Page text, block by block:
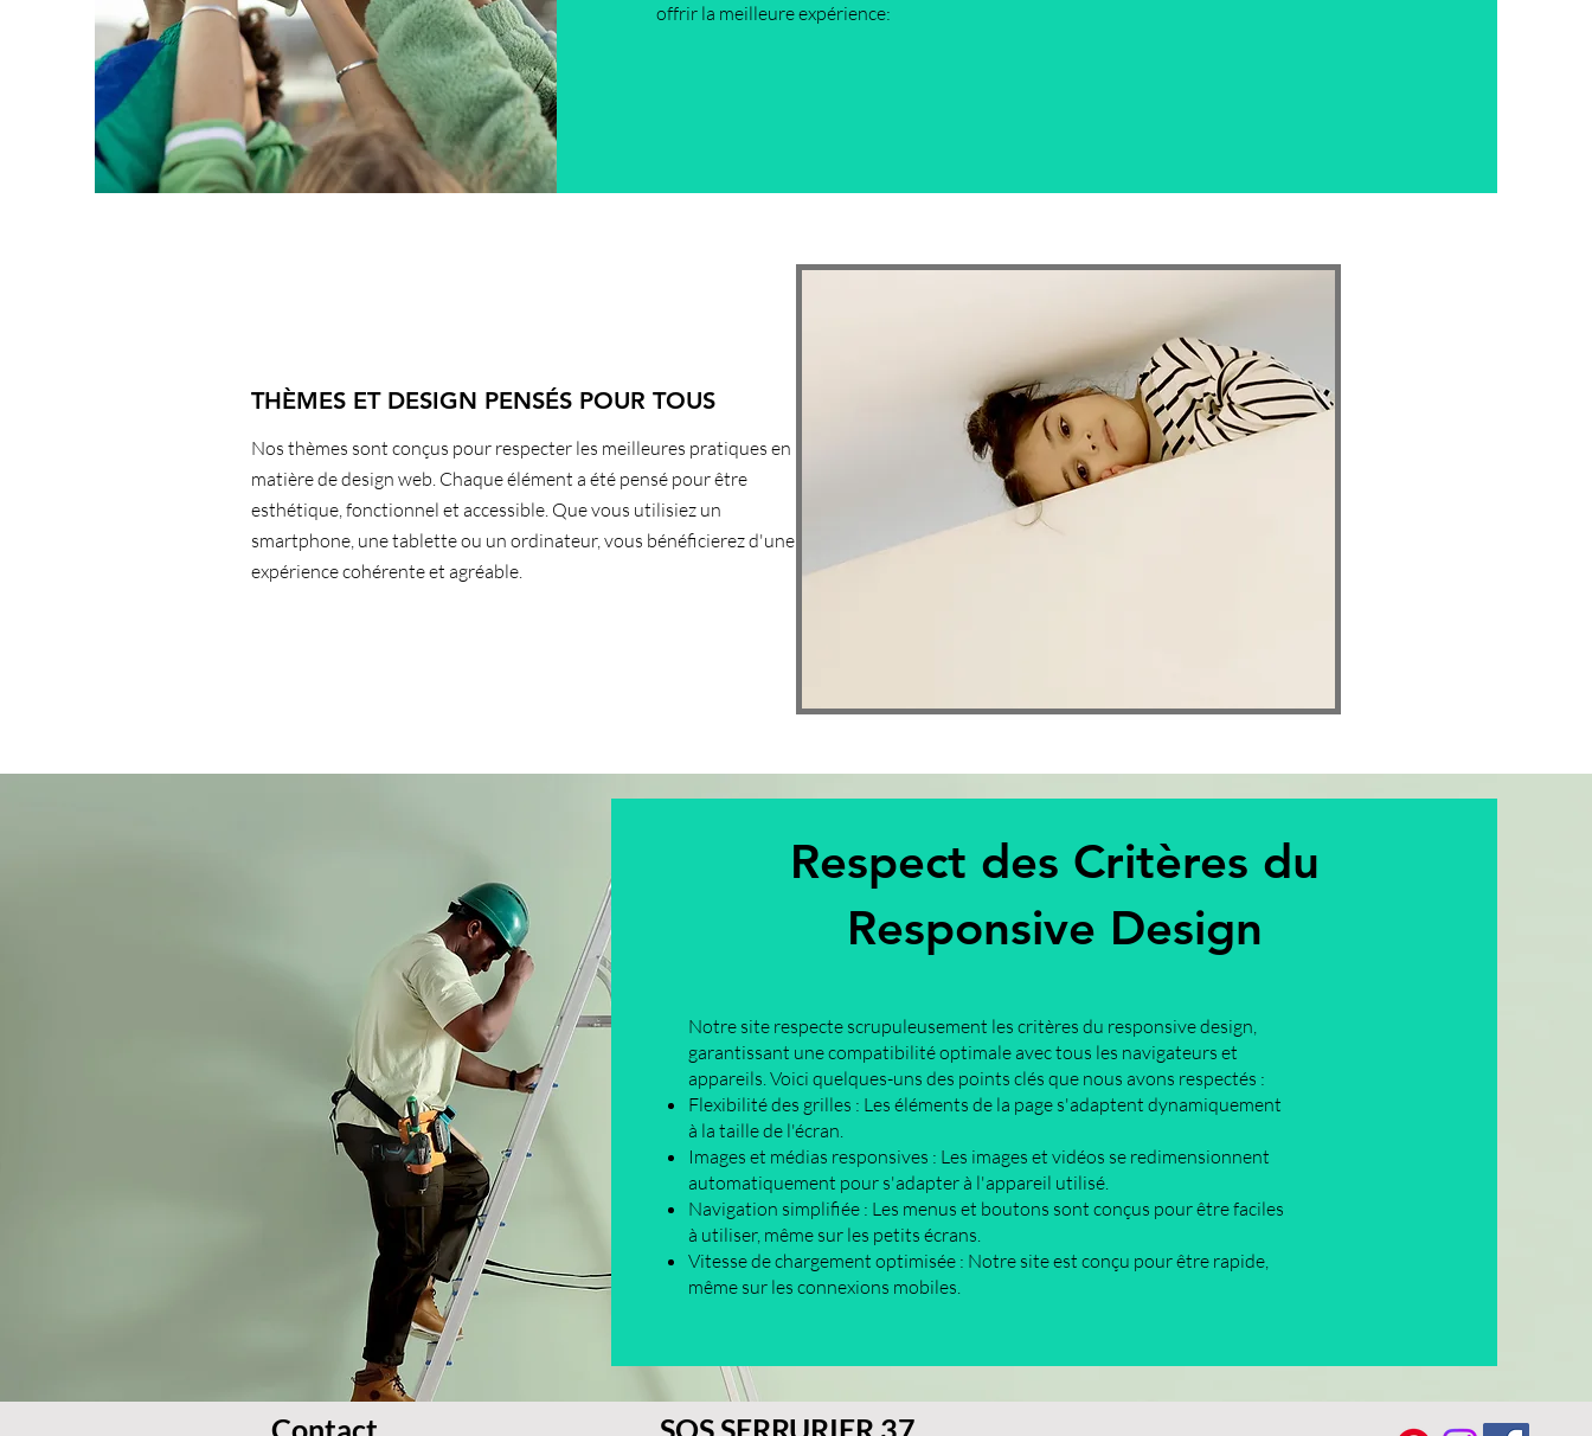
offrir la meilleure expérience:
THÈMES ET DESIGN PENSÉS POUR TOUS
Nos thèmes sont conçus pour respecter les meilleures pratiques en
matière de design web. Chaque élément a été pensé pour être
esthétique, fonctionnel et accessible. Que vous utilisiez un
smartphone, une tablette ou un ordinateur, vous bénéficierez d'une
expérience cohérente et agréable.
Respect des Critères du
Responsive Design
Notre site respecte scrupuleusement les critères du responsive design,
garantissant une compatibilité optimale avec tous les navigateurs et
appareils. Voici quelques-uns des points clés que nous avons respectés :
Flexibilité des grilles : Les éléments de la page s'adaptent dynamiquement
à la taille de l'écran.
Images et médias responsives : Les images et vidéos se redimensionnent
automatiquement pour s'adapter à l'appareil utilisé.
Navigation simplifiée : Les menus et boutons sont conçus pour être faciles
à utiliser, même sur les petits écrans.
Vitesse de chargement optimisée : Notre site est conçu pour être rapide,
même sur les connexions mobiles.
Contact SOS SERRURIER 37